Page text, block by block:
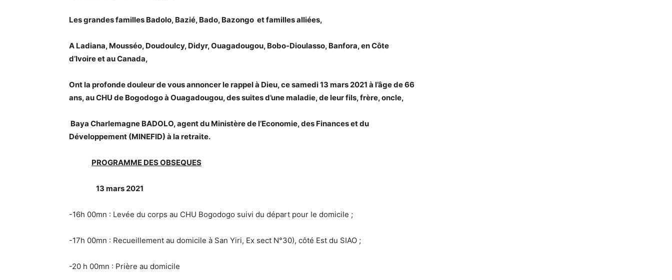
Les grandes familles Badolo, Bazié, Bado, Bazongo et familles alliées,
A Ladiana, Mousséo, Doudoulcy, Didyr, Ouagadougou, Bobo-Dioulasso, Banfora, en Côte
d’Ivoire et au Canada,
Ont la profonde douleur de vous annoncer le rappel à Dieu, ce samedi 13 mars 2021 à l’âge de 66
ans, au CHU de Bogodogo à Ouagadougou, des suites d’une maladie, de leur fils, frère, oncle,
Baya Charlemagne BADOLO, agent du Ministère de l’Economie, des Finances et du
Développement (MINEFID) à la retraite.
PROGRAMME DES OBSEQUES
13 mars 2021
-16h 00mn : Levée du corps au CHU Bogodogo suivi du départ pour le domicile ;
-17h 00mn : Recueillement au domicile à San Yiri, Ex sect N°30), côté Est du SIAO ;
-20 h 00mn : Prière au domicile